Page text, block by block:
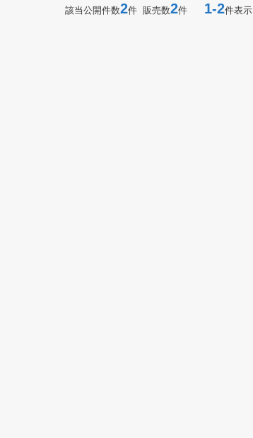
該当公開件数2件 販売数2件 1-2件表示